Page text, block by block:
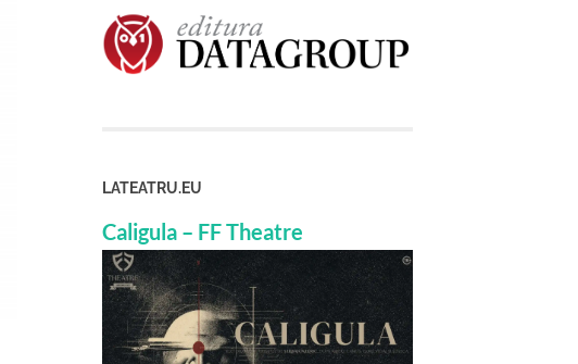
LATEATRU.EU
Caligula – FF Theatre